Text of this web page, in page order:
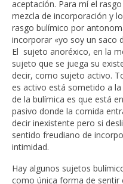
aceptación. Para mí el
mezcla de incorporación y
rasgo bulímico por
incorporar «yo soy un saco
El sujeto anoréxico, en la
sujeto que se juega su
decir, como sujeto activo.
es activo está sometido a
de la bulímica es que está
pasivo donde la comida
decir inexistente pero si
sentido freudiano de
intimidad.
Hay algunos sujetos
como única forma de sentir